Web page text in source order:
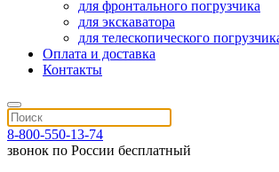
для фронтального погрузчика
для экскаватора
для телескопического
Оплата и доставка
Контакты
8-800-550-13-74
звонок по России бесплатный